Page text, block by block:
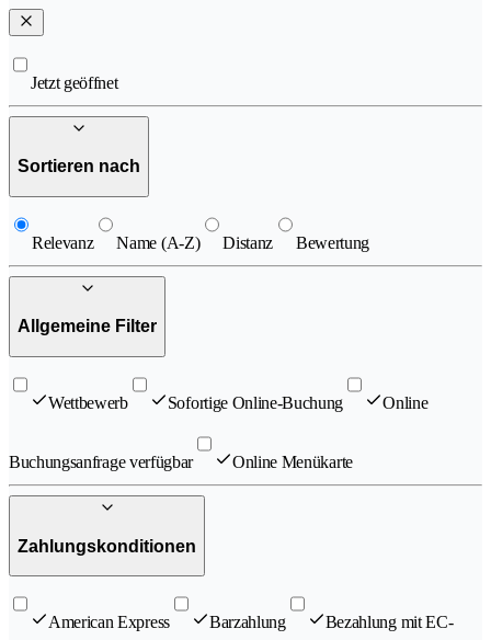
Jetzt geöffnet
Sortieren nach
Relevanz Name (A-Z) Distanz Bewertung
Allgemeine Filter
Wettbewerb Sofortige Online-Buchung Online
Buchungsanfrage verfügbar Online Menükarte
Zahlungskonditionen
American Express Barzahlung Bezahlung mit EC-